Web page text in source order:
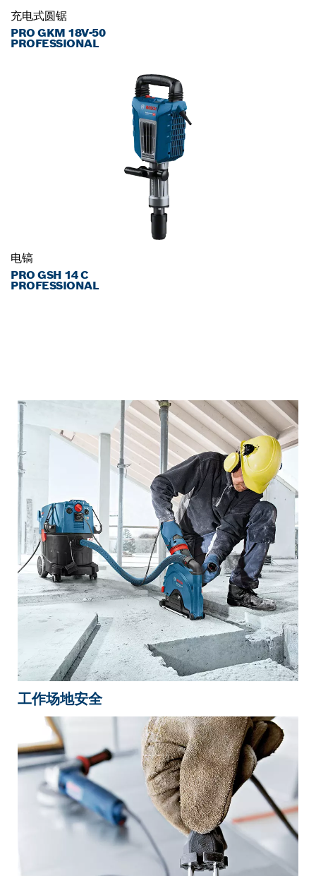
充电式圆锯
PRO GKM 18V-50
PROFESSIONAL
电镐
PRO GSH 14 C
PROFESSIONAL
工作场地安全